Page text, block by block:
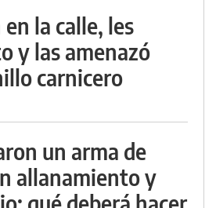
la calle, les
y las amenazó
carnicero
un arma de
allanamiento y